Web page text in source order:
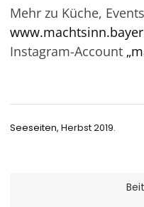
Mehr zu Küche,
Instagram-Account
Seeseiten, Herbst 2019.